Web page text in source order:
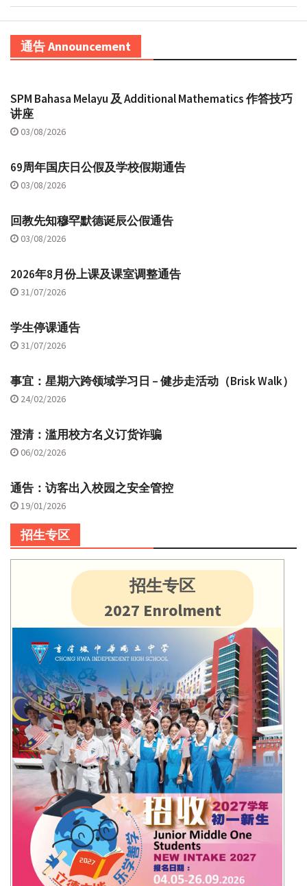
通告 Announcement
SPM Bahasa Melayu 及 Additional Mathematics 作答技巧
讲座
03/08/2026
69周年国庆日公假及学校假期通告
03/08/2026
回教先知穆罕默德诞辰公假通告
03/08/2026
2026年8月份上课及课室调整通告
31/07/2026
学生停课通告
31/07/2026
事宜：星期六跨领域学习日 – 健步走活动（Brisk Walk）
24/02/2026
澄清：滥用校方名义订货诈骗
06/02/2026
通告：访客出入校园之安全管控
19/01/2026
招生专区
招生专区
2027 Enrolment